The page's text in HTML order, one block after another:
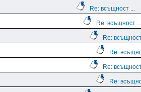
Re: всъщност ...
Re: всъщност ...
Re:
Re:
Re:
Re: